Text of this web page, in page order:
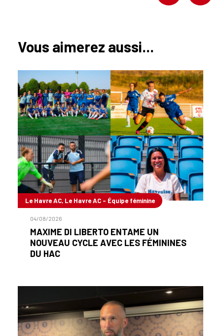
Vous aimerez aussi...
Le Havre AC, Le Havre AC - Équipe féminine
04/08/2026
MAXIME DI LIBERTO ENTAME UN
NOUVEAU CYCLE AVEC LES FÉMININES
DU HAC